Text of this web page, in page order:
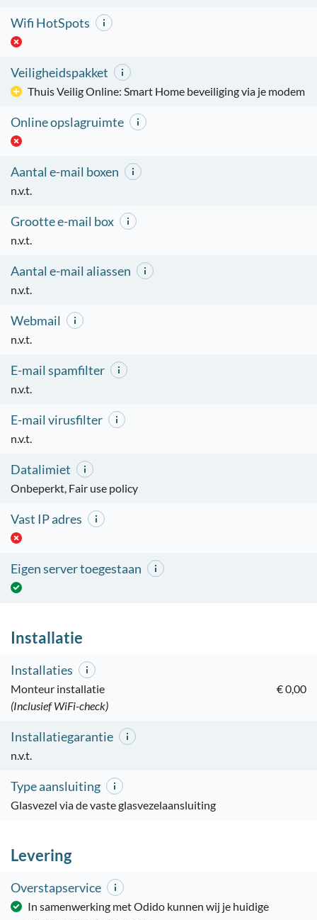
Wifi HotSpots
Veiligheidspakket
Thuis Veilig Online: Smart Home beveiliging via je modem
Online opslagruimte
Aantal e-mail boxen
n.v.t.
Grootte e-mail box
n.v.t.
Aantal e-mail aliassen
n.v.t.
Webmail
n.v.t.
E-mail spamfilter
n.v.t.
E-mail virusfilter
n.v.t.
Datalimiet
Onbeperkt, Fair use policy
Vast IP adres
Eigen server toegestaan
Installatie
Installaties
Monteur installatie
€ 0,00
(Inclusief WiFi-check)
Installatiegarantie
n.v.t.
Type aansluiting
Glasvezel via de vaste glasvezelaansluiting
Levering
Overstapservice
In samenwerking met Odido kunnen wij je huidige